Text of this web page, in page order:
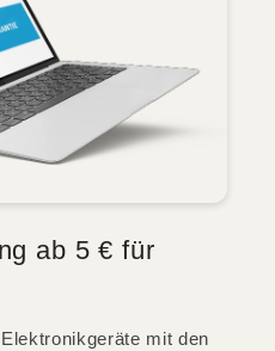
ab 5 € für
mit den